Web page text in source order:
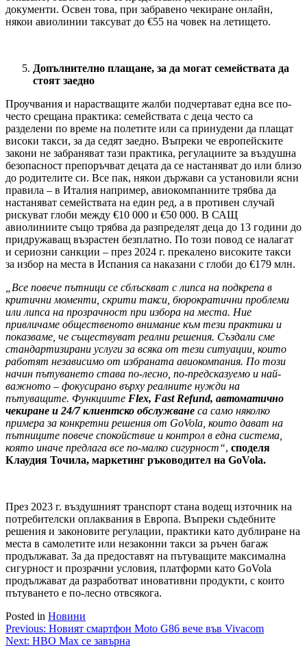
документи. Освен това, при забравено чекиране онлайн,
някои авиолинии таксуват до €55 на човек на летището.
Допълнително плащане, за да могат семействата да
стоят заедно
Проучвания и нарастващите жалби подчертават една все по-
често срещана практика: семействата с деца често са
разделени по време на полетите или са принудени да плащат
високи такси, за да седят заедно. Въпреки че европейските
закони не забраняват тази практика, регулациите за въздушна
безопасност препоръчват децата да се настаняват до или близо
до родителите си. Все пак, някои държави са установили ясни
правила – в Италия например, авиокомпаниите трябва да
настаняват семействата на един ред, а в противен случай
рискуват глоби между €10 000 и €50 000. В САЩ
авиолиниите също трябва да разпределят деца до 13 години до
придружаващ възрастен безплатно. По този повод се налагат
и сериозни санкции – през 2024 г. прекалено високите такси
за избор на места в Испания са наказани с глоби до €179 млн.
„Все повече пътници се сблъскват с липса на подкрепа в
критични моменти, скрити такси, бюрократични проблеми
или липса на прозрачност при избора на места. Ние
привличаме общественото внимание към тези практики и
показваме, че съществуват реални решения. Създали сме
стандартизирани услуги за всяка от тези ситуации, които
работят независимо от избраната авиокомпания. По този
начин пътуването става по-лесно, по-предсказуемо и най-
важното – фокусирано върху реалните нужди на
пътуващите. Функциите Flex, Fast Refund, автоматично
чекиране и 24/7 клиентско обслужване са само няколко
примера за конкретни решения от GoVola, които дават на
пътниците повече спокойствие и контрол в една система,
която иначе предлага все по-малко сигурност“, споделя
Клаудия Точила, маркетинг ръководител на GoVola.
През 2023 г. въздушният транспорт стана водещ източник на
потребителски оплаквания в Европа. Въпреки съдебните
решения и законовите регулации, практики като дублиране на
места в самолетите или незаконни такси за ръчен багаж
продължават. За да предоставят на пътуващите максимална
сигурност и прозрачни условия, платформи като GoVola
продължават да разработват иновативни продукти, с които
пътуването е по-лесно отвсякога.
Posted in Новини
Навигация
Previous: Новият смартфон Moto G86 вече във Vivacom
Next: HBO Max се завърна